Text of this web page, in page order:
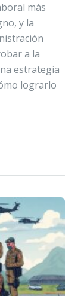
más
y la
a la
estrategia
lograrlo